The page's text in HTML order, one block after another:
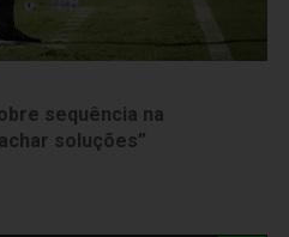
sequência na
soluções”